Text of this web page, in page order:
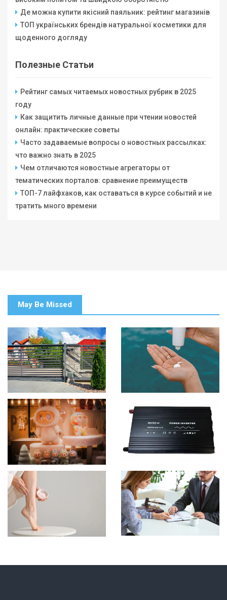
Де можна купити якісний паяльник: рейтинг магазинів
ТОП українських брендів натуральної косметики для
щоденного догляду
Полезные Статьи
Рейтинг самых читаемых новостных рубрик в 2025
году
Как защитить личные данные при чтении новостей
онлайн: практические советы
Часто задаваемые вопросы о новостных рассылках:
что важно знать в 2025
Чем отличаются новостные агрегаторы от
тематических порталов: сравнение преимуществ
ТОП-7 лайфхаков, как оставаться в курсе событий и не
тратить много времени
May Be Missed